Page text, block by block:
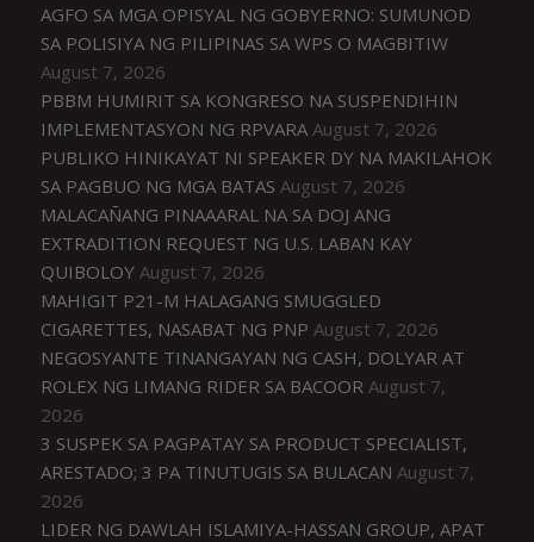
AGFO SA MGA OPISYAL NG GOBYERNO: SUMUNOD
SA POLISIYA NG PILIPINAS SA WPS O MAGBITIW
August 7, 2026
PBBM HUMIRIT SA KONGRESO NA SUSPENDIHIN
IMPLEMENTASYON NG RPVARA August 7, 2026
PUBLIKO HINIKAYAT NI SPEAKER DY NA MAKILAHOK
SA PAGBUO NG MGA BATAS August 7, 2026
MALACAÑANG PINAAARAL NA SA DOJ ANG
EXTRADITION REQUEST NG U.S. LABAN KAY
QUIBOLOY August 7, 2026
MAHIGIT P21-M HALAGANG SMUGGLED
CIGARETTES, NASABAT NG PNP August 7, 2026
NEGOSYANTE TINANGAYAN NG CASH, DOLYAR AT
ROLEX NG LIMANG RIDER SA BACOOR August 7,
2026
3 SUSPEK SA PAGPATAY SA PRODUCT SPECIALIST,
ARESTADO; 3 PA TINUTUGIS SA BULACAN August 7,
2026
LIDER NG DAWLAH ISLAMIYA-HASSAN GROUP, APAT